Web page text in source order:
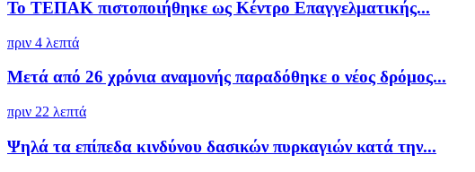
Το ΤΕΠΑΚ πιστοποιήθηκε ως Κέντρο Επαγγελματικής...
πριν 4 λεπτά
Μετά από 26 χρόνια αναμονής παραδόθηκε ο νέος δρόμος...
πριν 22 λεπτά
Ψηλά τα επίπεδα κινδύνου δασικών πυρκαγιών κατά την...